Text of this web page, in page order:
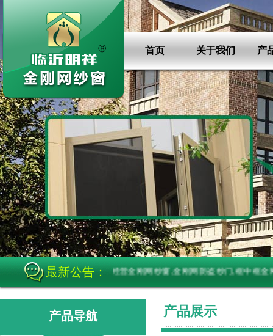
首页 关于我们 产
最新公告：
临沂明祥金刚网纱窗厂经营金刚网纱窗,金刚网防盗纱门,框中框金刚
产品导航 产品展示